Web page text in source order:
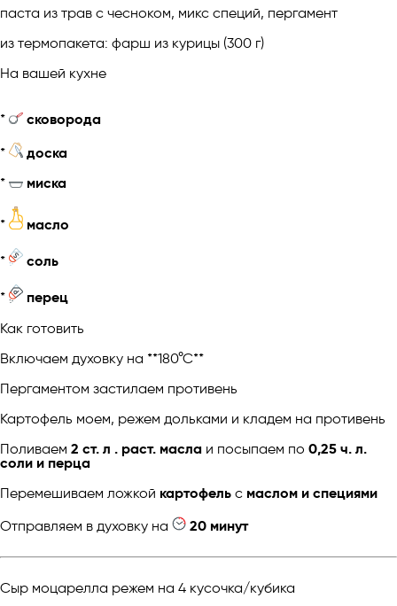
паста из трав с чесноком, микс специй, пергамент
из термопакета: фарш из курицы (300 г)
На вашей кухне
*
сковорода
*
доска
*
миска
* масло
* соль
*
перец
Как готовить
Включаем духовку на **180°С**
Пергаментом застилаем противень
Картофель моем, режем дольками и кладем на противень
Поливаем 2 ст. л . раст. масла и посыпаем по 0,25 ч. л.
соли и перца
Перемешиваем ложкой картофель с маслом и специями
Отправляем в духовку на
20 минут
Сыр моцарелла режем на 4 кусочка/кубика